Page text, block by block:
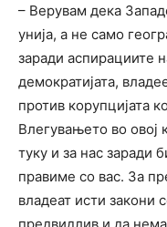
– Верувам дека
унија, а не само
заради аспирациите
демократијата,
против корупцијата
Влегувањето во овој
туку и за нас заради
правиме со вас. За
владеат исти закони